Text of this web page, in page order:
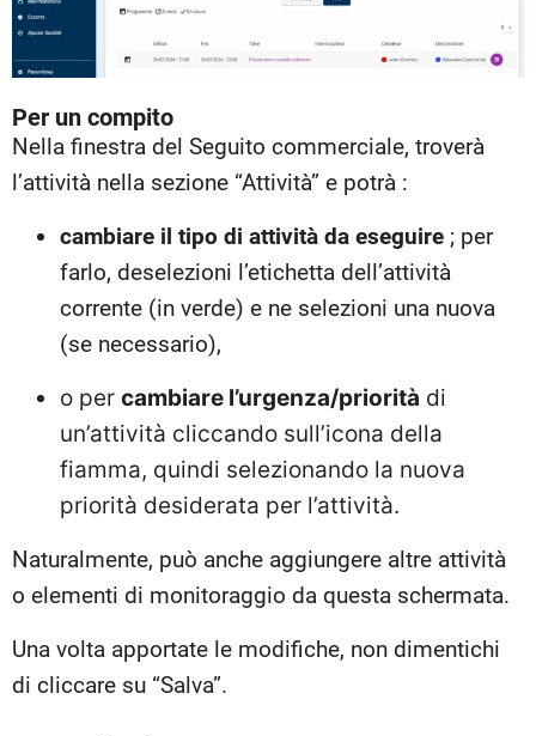
Per un compito
Nella finestra del Seguito commerciale, troverà
l’attività nella sezione “Attività” e potrà :
cambiare il tipo di attività da eseguire ; per
farlo, deselezioni l’etichetta dell’attività
corrente (in verde) e ne selezioni una nuova
(se necessario),
o per cambiare l’urgenza/priorità di
un’attività cliccando sull’icona della
fiamma, quindi selezionando la nuova
priorità desiderata per l’attività.
Naturalmente, può anche aggiungere altre attività
o elementi di monitoraggio da questa schermata.
Una volta apportate le modifiche, non dimentichi
di cliccare su “Salva”.